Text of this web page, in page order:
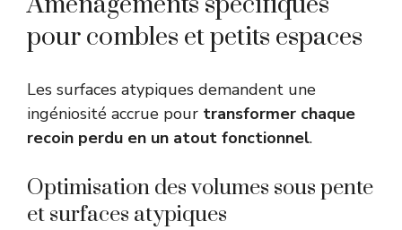
pour combles et petits espaces
Les surfaces atypiques demandent une
ingéniosité accrue pour transformer chaque
recoin perdu en un atout fonctionnel.
Optimisation des volumes sous pente
et surfaces atypiques